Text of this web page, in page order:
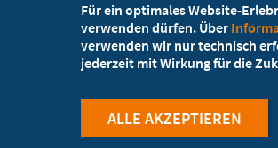
+49 221 72003-73
+49 221 72003-86
Für ein optimales Website-
verwenden dürfen. Über
verwenden wir nur technisch
jederzeit mit Wirkung für die
ALLE AKZEPTIEREN